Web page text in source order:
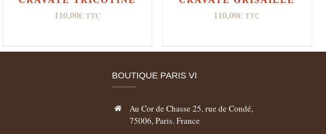
110,00€ TTC 110,00€ TTC
BOUTIQUE PARIS VI
Au Cor de Chasse 25, rue de Condé,
75006, Paris. France